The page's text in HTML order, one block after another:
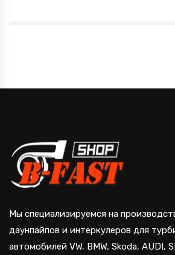
Мы специализируемся на
даунпайпов и интеркулеров для
автомобилей VW, BMW, Skoda, AUDI,